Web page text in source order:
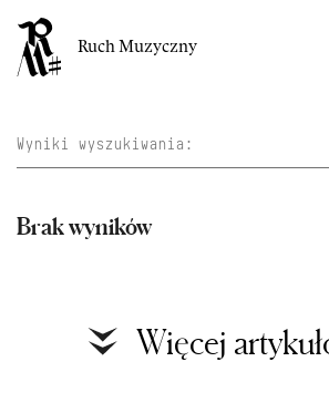
Ruch Muzyczny
Brak wyników
Więcej